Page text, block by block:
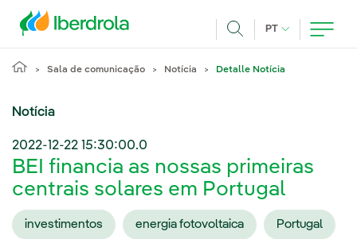
PT IDIOMA ATUAL,
Sala de comunicação Notícia Detalle Notícia
Notícia
2022-12-22 15:30:00.0
BEI financia as nossas primeiras
centrais solares em Portugal
investimentos energia fotovoltaica Portugal